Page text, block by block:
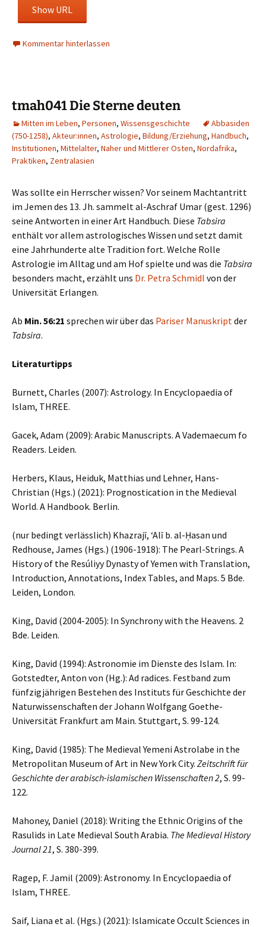
Show URL
Kommentar hinterlassen
tmah041 Die Sterne deuten
Mitten im Leben, Personen, Wissensgeschichte
Abbasiden
(750-1258), Akteur:innen, Astrologie, Bildung/Erziehung, Handbuch,
Institutionen, Mittelalter, Naher und Mittlerer Osten, Nordafrika,
Praktiken, Zentralasien
Was sollte ein Herrscher wissen? Vor seinem Machtantritt
im Jemen des 13. Jh. sammelt al-Aschraf Umar (gest. 1296)
seine Antworten in einer Art Handbuch. Diese Tabsira
enthält vor allem astrologisches Wissen und setzt damit
eine Jahrhunderte alte Tradition fort. Welche Rolle
Astrologie im Alltag und am Hof spielte und was die Tabsira
besonders macht, erzählt uns Dr. Petra Schmidl von der
Universität Erlangen.
Ab Min. 56:21 sprechen wir über das Pariser Manuskriptder
Tabsira.
Literaturtipps
Burnett, Charles (2007): Astrology. In Encyclopaedia of
Islam, THREE.
Gacek, Adam (2009): Arabic Manuscripts. A Vademaecum fo
Readers. Leiden.
Herbers, Klaus, Heiduk, Matthias und Lehner, Hans-
Christian (Hgs.) (2021): Prognostication in the Medieval
World. A Handbook. Berlin.
(nur bedingt verlässlich) Khazrajī, ʻAlī b. al-Ḥasan und
Redhouse, James (Hgs.) (1906-1918): The Pearl-Strings. A
History of the Resúliyy Dynasty of Yemen with Translation,
Introduction, Annotations, Index Tables, and Maps. 5 Bde.
Leiden, London.
King, David (2004-2005): In Synchrony with the Heavens. 2
Bde. Leiden.
King, David (1994): Astronomie im Dienste des Islam. In:
Gotstedter, Anton von (Hg.): Ad radices. Festband zum
fünfzigjährigen Bestehen des Instituts für Geschichte der
Naturwissenschaften der Johann Wolfgang Goethe-
Universität Frankfurt am Main. Stuttgart, S. 99-124.
King, David (1985): The Medieval Yemeni Astrolabe in the
Metropolitan Museum of Art in New York City. Zeitschrift für
Geschichte der arabisch-islamischen Wissenschaften 2, S. 99-
122.
Mahoney, Daniel (2018): Writing the Ethnic Origins of the
Rasulids in Late Medieval South Arabia. The Medieval History
Journal 21, S. 380-399.
Ragep, F. Jamil (2009): Astronomy. In Encyclopaedia of
Islam, THREE.
Saif, Liana et al. (Hgs.) (2021): Islamicate Occult Sciences in